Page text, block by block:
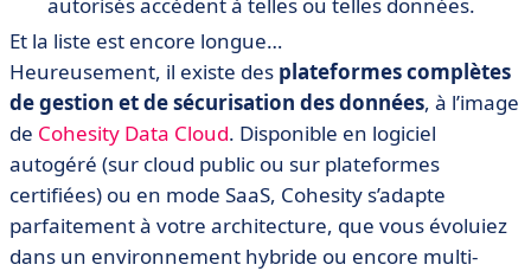
Et la liste est encore longue…
Heureusement, il existe des plateformes complètes
de gestion et de sécurisation des données, à l’image
de Cohesity Data Cloud. Disponible en logiciel
autogéré (sur cloud public ou sur plateformes
certifiées) ou en mode SaaS, Cohesity s’adapte
parfaitement à votre architecture, que vous évoluiez
dans un environnement hybride ou encore multi-